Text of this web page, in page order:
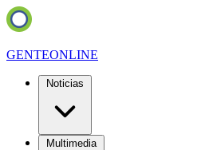
GENTEONLINE
Noticias
Multimedia